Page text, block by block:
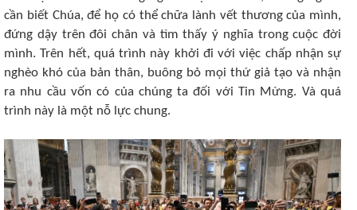
cần biết Chúa, để họ có thể chữa lành vết thương của mình,
đứng dậy trên đôi chân và tìm thấy ý nghĩa trong cuộc đời
mình. Trên hết, quá trình này khởi đi với việc chấp nhận sự
nghèo khó của bản thân, buông bỏ mọi thứ giả tạo và nhận
ra nhu cầu vốn có của chúng ta đối với Tin Mừng. Và quá
trình này là một nỗ lực chung.